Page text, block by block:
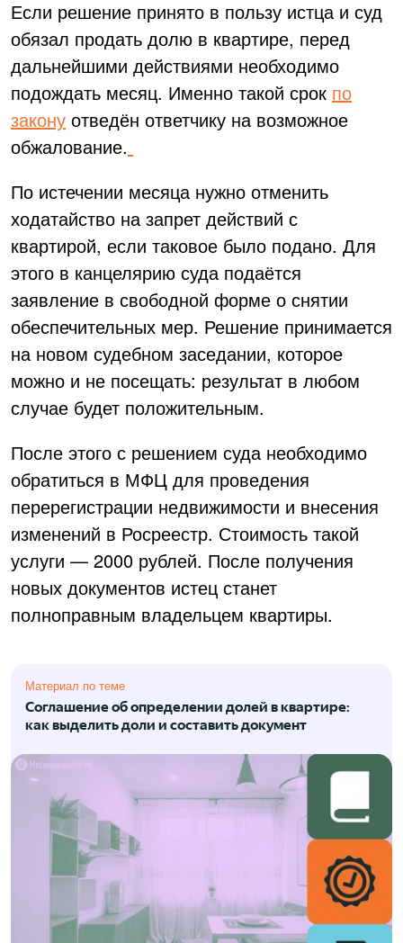
Если решение принято в пользу истца и суд
обязал продать долю в квартире, перед
дальнейшими действиями необходимо
подождать месяц. Именно такой срок по
закону отведён ответчику на возможное
обжалование.
По истечении месяца нужно отменить
ходатайство на запрет действий с
квартирой, если таковое было подано. Для
этого в канцелярию суда подаётся
заявление в свободной форме о снятии
обеспечительных мер. Решение принимается
на новом судебном заседании, которое
можно и не посещать: результат в любом
случае будет положительным.
После этого с решением суда необходимо
обратиться в МФЦ для проведения
перерегистрации недвижимости и внесения
изменений в Росреестр. Стоимость такой
услуги — 2000 рублей. После получения
новых документов истец станет
полноправным владельцем квартиры.
Материал по теме
Соглашение об определении долей в квартире:
как выделить доли и составить документ